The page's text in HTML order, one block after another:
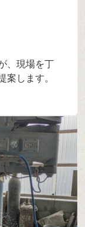
、現場を丁
します。